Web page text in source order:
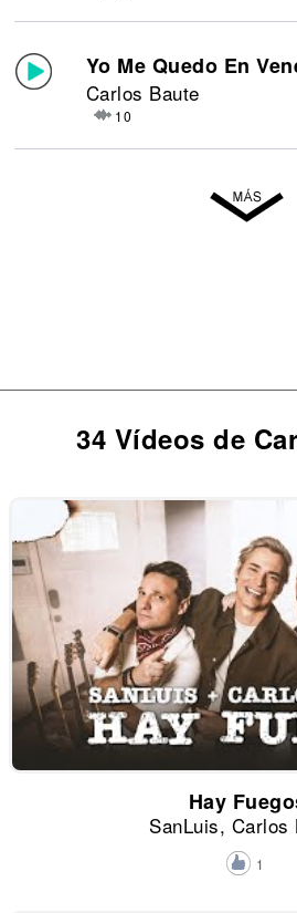
Yo Me Quedo En
Carlos Baute
10
34 Vídeos de
Hay
SanLuis, Carlos
1